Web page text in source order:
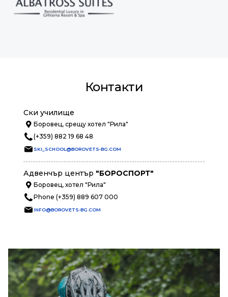
Контакти
Ски училище
Боровец, срещу хотел "Рила"
(+359) 882 19 68 48
SKI_SCHOOL@BOROVETS-BG.COM
Адвенчър център "БОРОСПОРТ"
Боровец, хотел "Рила"
Phone (+359) 889 607 000
INFO@BOROVETS-BG.COM